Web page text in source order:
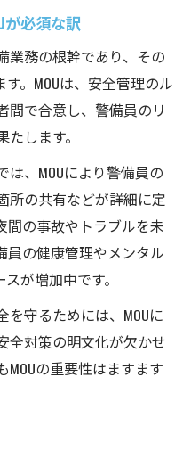
が必須な訳
業務の根幹であり、その
。MOUは、安全管理のル
間で合意し、警備員のリ
します。
、MOUにより警備員の
所の共有などが詳細に定
間の事故やトラブルを未
員の健康管理やメンタル
が増加中です。
守るためには、MOUに
全対策の明文化が欠かせ
の重要性はますます